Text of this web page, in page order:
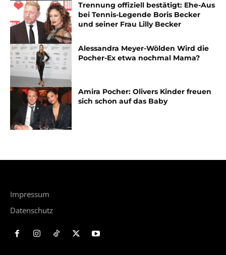
Trennung offiziell bestätigt: Ehe-Aus
bei Tennis-Legende Boris Becker
und seiner Frau Lilly Becker
Alessandra Meyer-Wölden Wird die
Pocher-Ex etwa nochmal Mama?
Amira Pocher: Olivers Kinder freuen
sich schon auf das Baby
Impressum
Datenschutz